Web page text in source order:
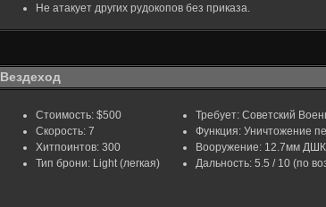
Не атакует других рудокопов без приказа.
Вездеход
Стоимость: $500
Скорость: 7
Хитпоинтов: 300
Тип брони: Light (легкая)
Требует: Советский
Функция: Уничтожение
Вооружение: 12.7мм
Дальность: 5.5 / 10 (по